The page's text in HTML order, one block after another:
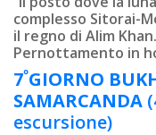
complesso Sitorai-
il regno di Alim
Pernottamento in
7ºGIORNO
SAMARCANDA
escursione)